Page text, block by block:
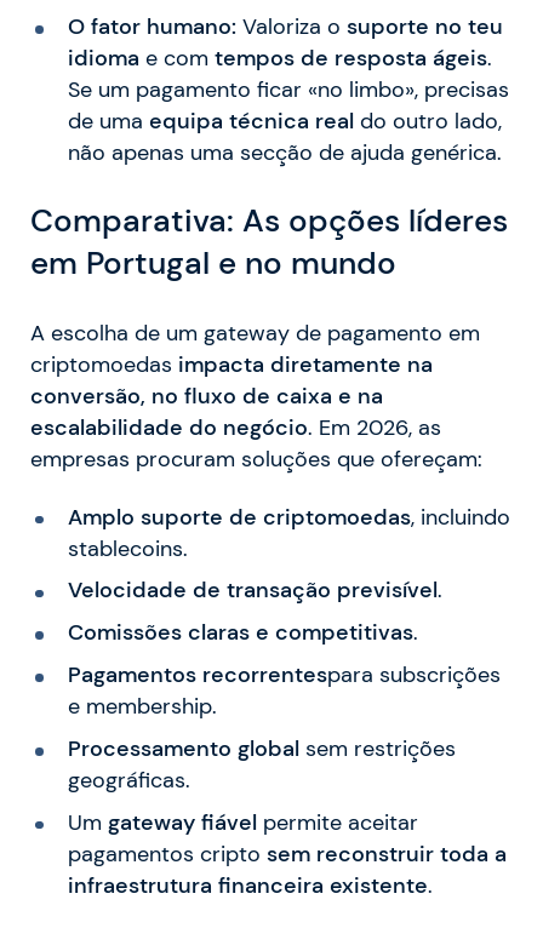
O fator humano: Valoriza o suporte no teu
idioma e com tempos de resposta ágeis.
Se um pagamento ficar «no limbo», precisas
de uma equipa técnica realdo outro lado,
não apenas uma secção de ajuda genérica.
Comparativa: As opções líderes
em Portugal e no mundo
A escolha de um gateway de pagamento em
criptomoedas impacta diretamente na
conversão, no fluxo de caixa e na
escalabilidade do negócio. Em 2026, as
empresas procuram soluções que ofereçam:
Amplo suporte de criptomoedas, incluindo
stablecoins.
Velocidade de transação previsível.
Comissões claras e competitivas.
Pagamentos recorrentespara subscrições
e membership.
Processamento globalsem restrições
geográficas.
Um gateway fiávelpermite aceitar
pagamentos cripto sem reconstruir toda a
infraestrutura financeira existente.